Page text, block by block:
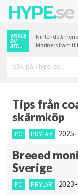
HYPE.se
VISSTE
DU
ATT...
Nintendo
Mariners fram till
Tips från
skärmköp
PC PRYLAR
Breeed
Sverige
PC PRYLAR